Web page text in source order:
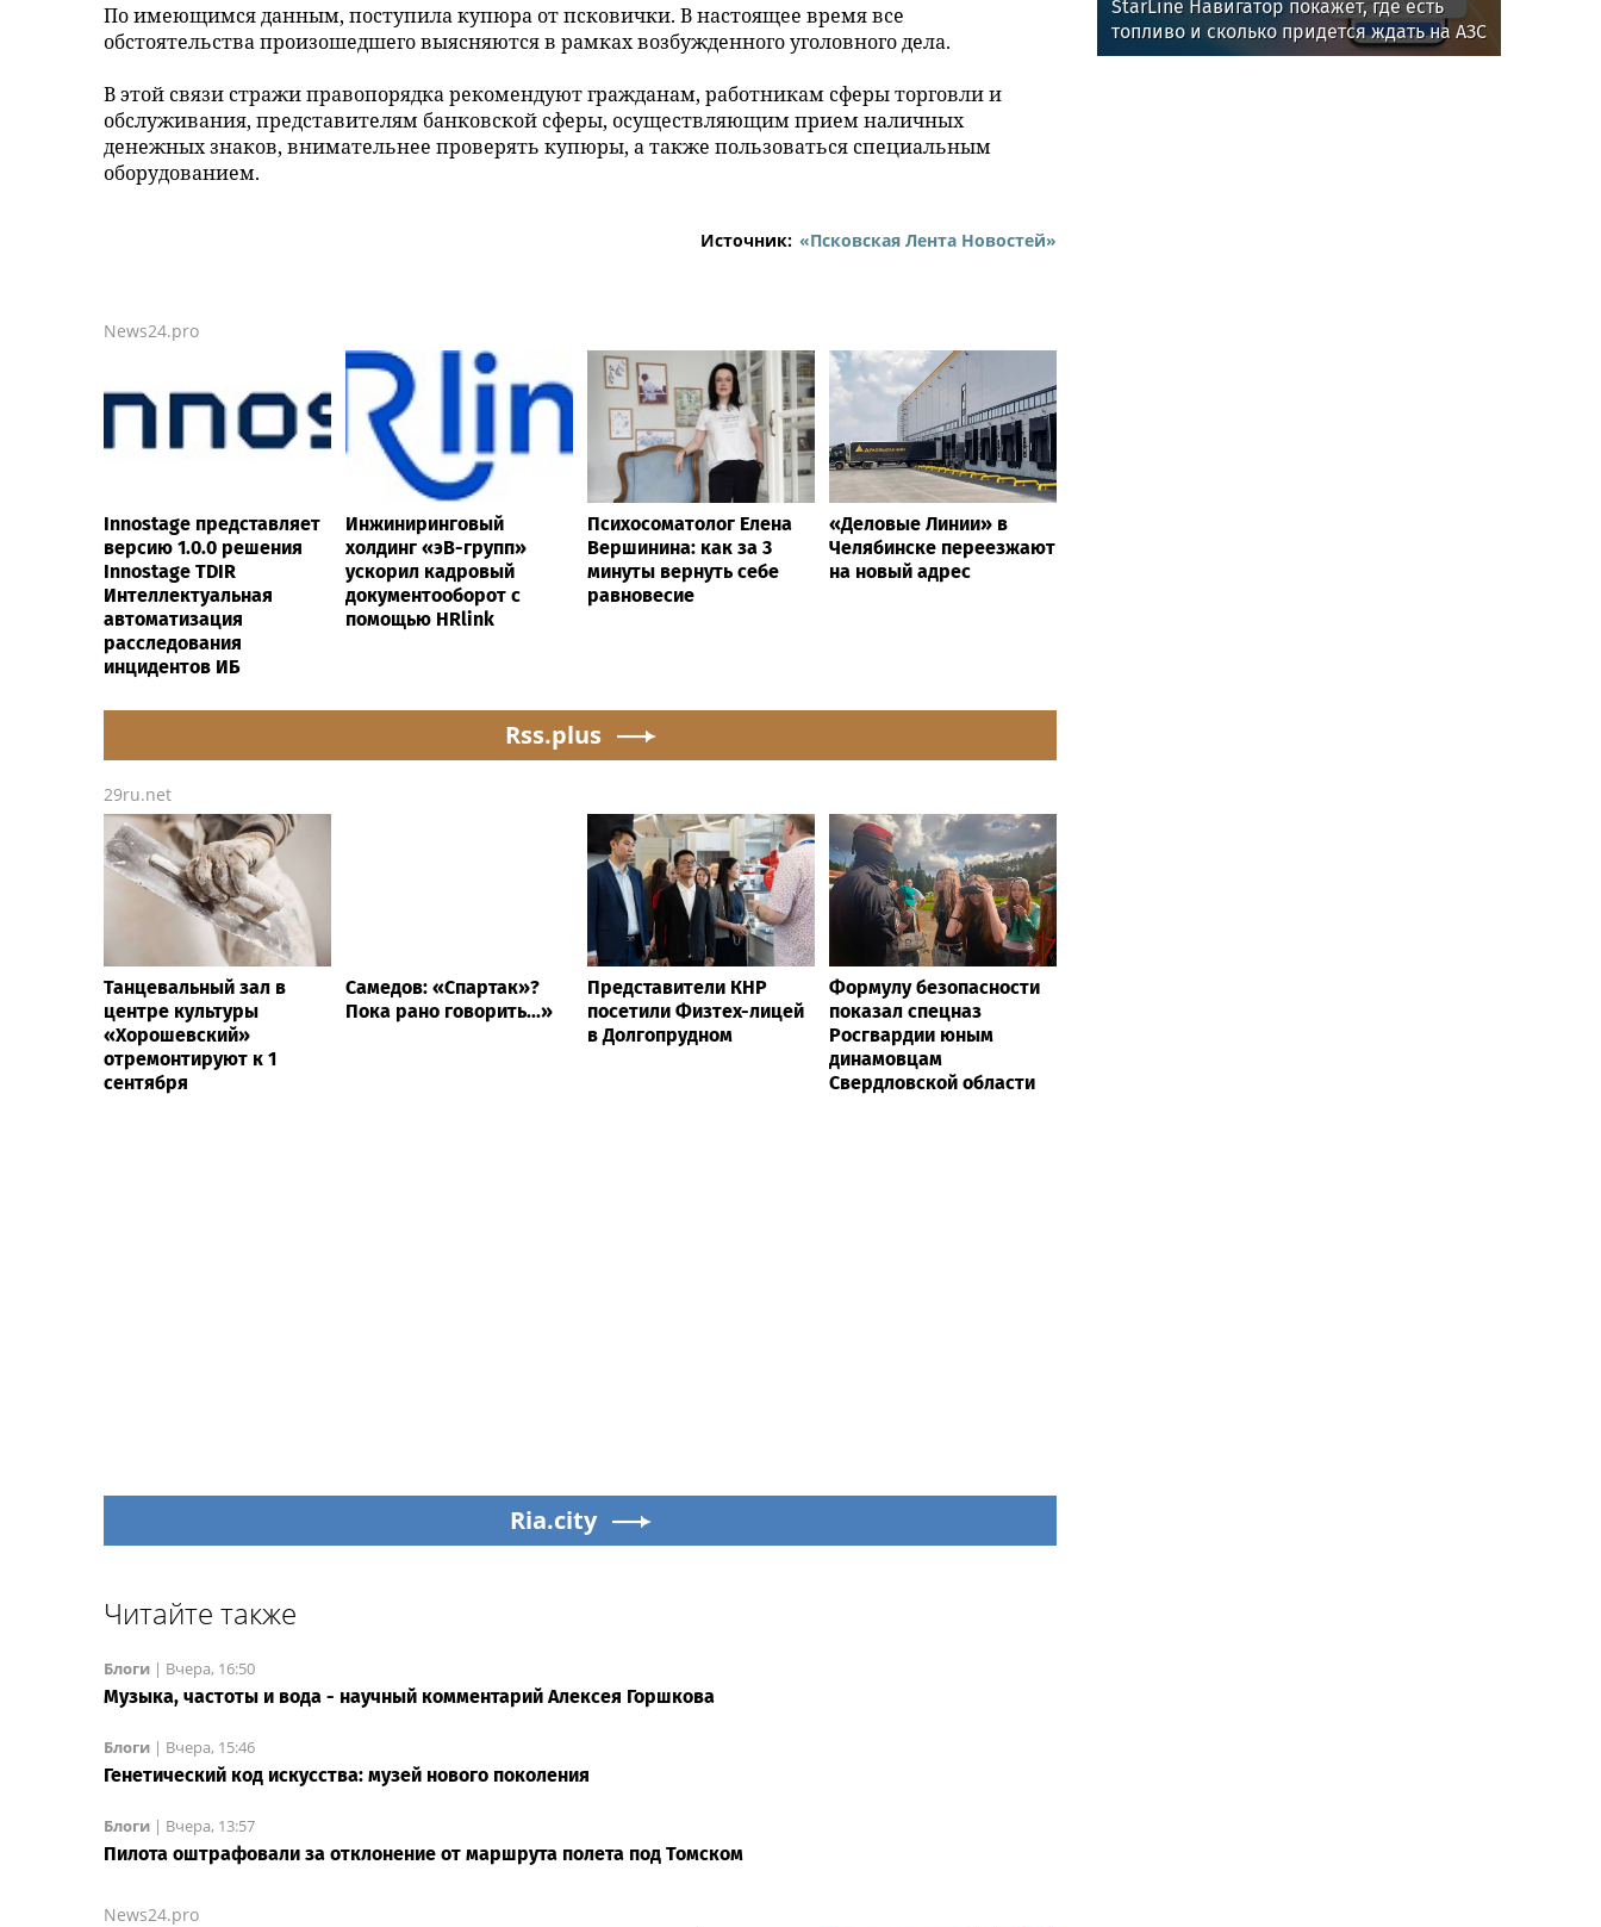
По имеющимся данным, поступила купюра от псковички. В настоящее время все
обстоятельства произошедшего выясняются в рамках возбужденного уголовного дела.
В этой связи стражи правопорядка рекомендуют гражданам, работникам сферы торговли и
обслуживания, представителям банковской сферы, осуществляющим прием наличных
денежных знаков, внимательнее проверять купюры, а также пользоваться специальным
оборудованием.
Источник: «Псковская Лента Новостей»
News24.pro
Innostage представляет
версию 1.0.0 решения
Innostage TDIR
Интеллектуальная
автоматизация
расследования
инцидентов ИБ
Инжиниринговый
холдинг «эВ-групп»
ускорил кадровый
документооборот с
помощью HRlink
Психосоматолог Елена
Вершинина: как за 3
минуты вернуть себе
равновесие
«Деловые Линии» в
Челябинске переезжают
на новый адрес
Rss.plus
29ru.net
Танцевальный зал в
центре культуры
«Хорошевский»
отремонтируют к 1
сентября
Самедов: «Спартак»?
Пока рано говорить...»
Представители КНР
посетили Физтех-лицей
в Долгопрудном
Формулу безопасности
показал спецназ
Росгвардии юным
динамовцам
Свердловской области
Ria.city
Читайте также
Блоги | Вчера, 16:50
Музыка, частоты и вода - научный комментарий Алексея Горшкова
Блоги | Вчера, 15:46
Генетический код искусства: музей нового поколения
Блоги | Вчера, 13:57
Пилота оштрафовали за отклонение от маршрута полета под Томском
News24.pro
StarLine Навигатор покажет, где есть
топливо и сколько придется ждать на АЗС